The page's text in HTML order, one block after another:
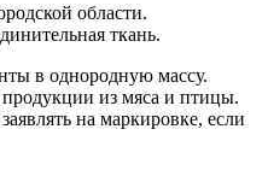
области.
ткань.
в однородную массу.
из мяса и птицы.
на маркировке, если